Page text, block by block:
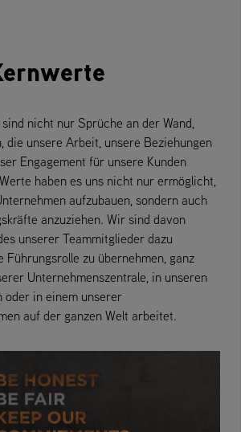
nicht nur Sprüche an der Wand,
die unsere Arbeit, unsere Beziehungen
Engagement für unsere Kunden
haben es uns nicht nur ermöglicht,
aufzubauen, sondern auch
anzuziehen. Wir sind davon
unserer Teammitglieder dazu
Führungsrolle zu übernehmen, ganz
Unternehmenszentrale, in unseren
oder in einem unserer
auf der ganzen Welt arbeitet.